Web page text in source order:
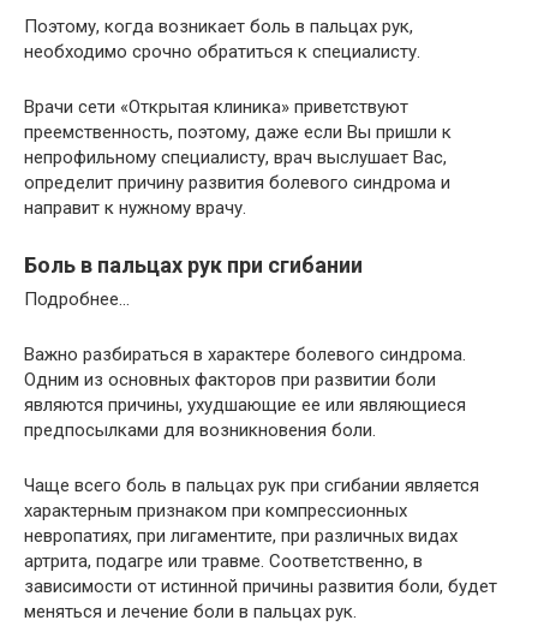
Поэтому, когда возникает боль в пальцах рук,
необходимо срочно обратиться к специалисту.
Врачи сети «Открытая клиника» приветствуют
преемственность, поэтому, даже если Вы пришли к
непрофильному специалисту, врач выслушает Вас,
определит причину развития болевого синдрома и
направит к нужному врачу.
Боль в пальцах рук при сгибании
Подробнее…
Важно разбираться в характере болевого синдрома.
Одним из основных факторов при развитии боли
являются причины, ухудшающие ее или являющиеся
предпосылками для возникновения боли.
Чаще всего боль в пальцах рук при сгибании является
характерным признаком при компрессионных
невропатиях, при лигаментите, при различных видах
артрита, подагре или травме. Соответственно, в
зависимости от истинной причины развития боли, будет
меняться и лечение боли в пальцах рук.